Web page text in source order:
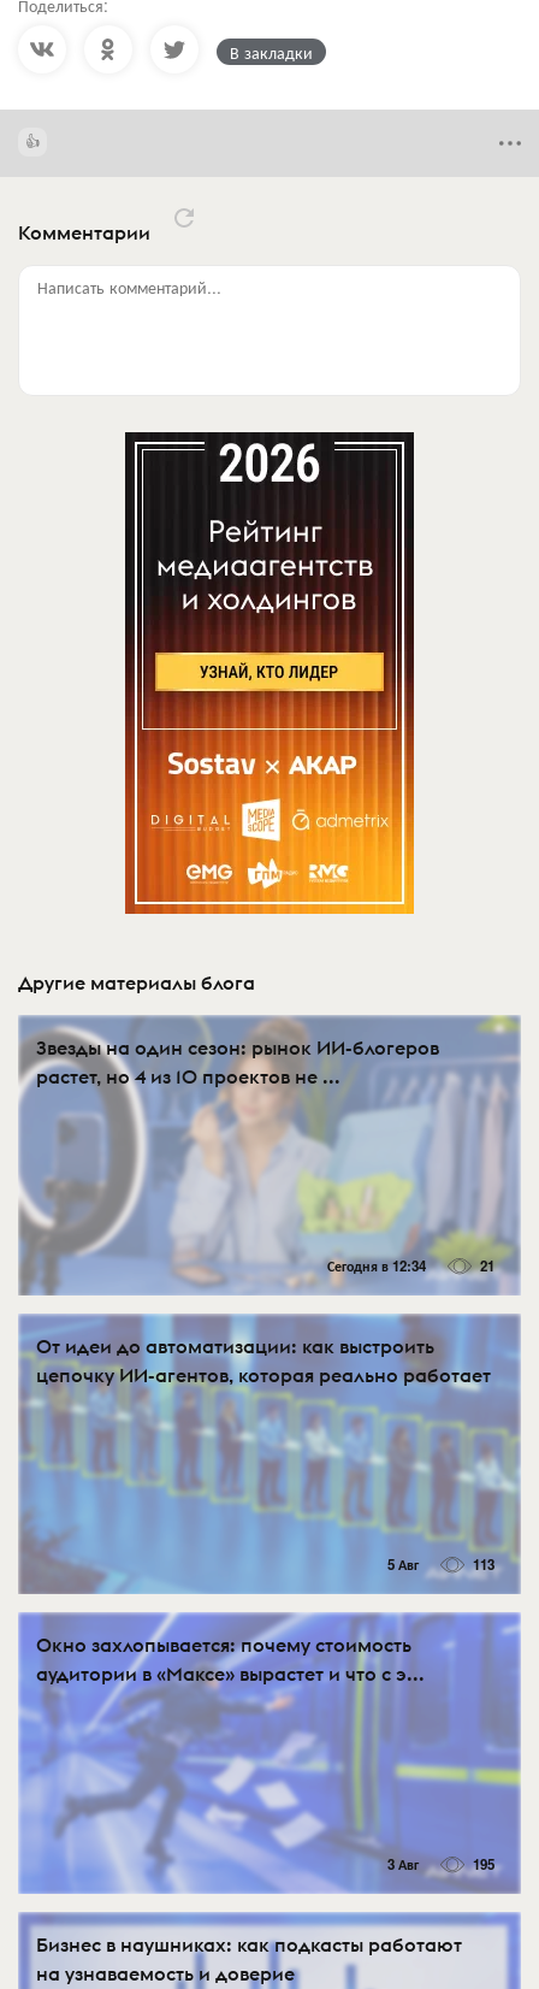
В закладки
Комментарии
Написать комментарий...
Другие материалы блога
Звезды на один сезон: рынок ИИ-блогеров
растет, но 4 из 10 проектов не ...
Сегодня в 12:34 21
От идеи до автоматизации: как выстроить
цепочку ИИ-агентов, которая реально работает
5 Авг 113
Окно захлопывается: почему стоимость
аудитории в «Максе» вырастет и что с э...
3 Авг 195
Бизнес в наушниках: как подкасты работают
на узнаваемость и доверие